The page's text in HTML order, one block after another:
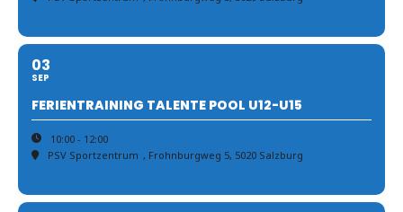
03
SEP
FERIENTRAINING TALENTE POOL U12-U15
10:00 - 12:00
PSV Sportzentrum , Frohnburgweg 5, 5020 Salzburg